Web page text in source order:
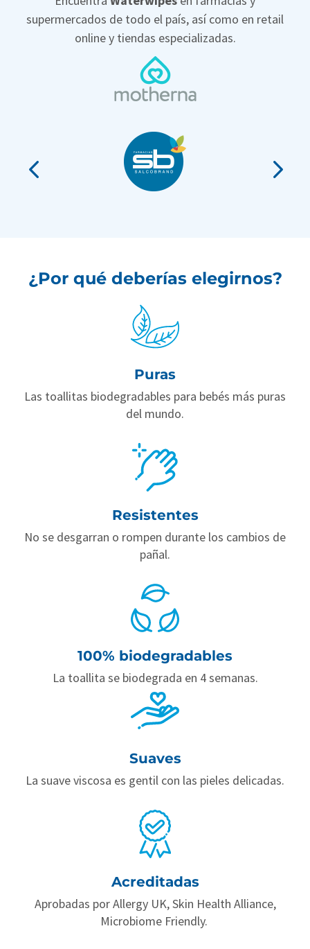
supermercados de todo el país, así como en retail
online y tiendas especializadas.
¿Por qué deberías elegirnos?
Puras
Las toallitas biodegradables para bebés más puras
del mundo.
Resistentes
No se desgarran o rompen durante los cambios de
pañal.
100% biodegradables
La toallita se biodegrada en 4 semanas.
Suaves
La suave viscosa es gentil con las pieles delicadas.
Acreditadas
Aprobadas por Allergy UK, Skin Health Alliance,
Microbiome Friendly.